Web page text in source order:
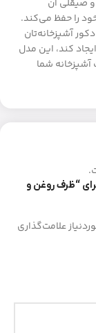
صیقلی آن
را حفظ می‌کند.
آشپزخانه‌تان
کند، این مدل
شما
“ظرف روغن و
علامت‌گذاری